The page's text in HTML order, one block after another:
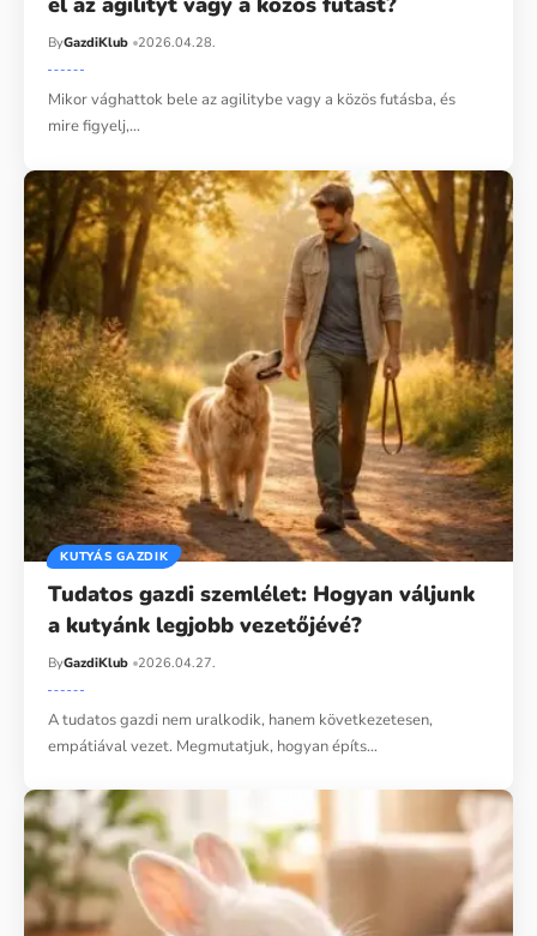
ByGazdiKlub 2026.04.28.
Mikor vághattok bele az agilitybe vagy a közös futásba, és
mire figyelj,…
KUTYÁS GAZDIK
Tudatos gazdi szemlélet: Hogyan váljunk
a kutyánk legjobb vezetőjévé?
ByGazdiKlub 2026.04.27.
A tudatos gazdi nem uralkodik, hanem következetesen,
empátiával vezet. Megmutatjuk, hogyan építs…